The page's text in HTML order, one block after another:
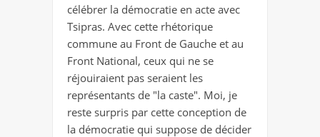
célébrer la démocratie en acte avec
Tsipras. Avec cette rhétorique
commune au Front de Gauche et au
Front National, ceux qui ne se
réjouiraient pas seraient les
représentants de "la caste". Moi, je
reste surpris par cette conception de
la démocratie qui suppose de décider